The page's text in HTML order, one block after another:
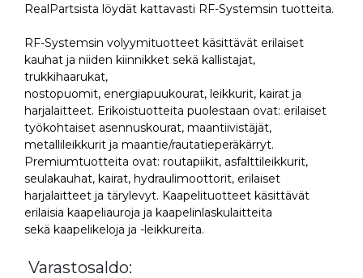
RealPartsista löydät kattavasti RF-Systemsin tuotteita.
RF-Systemsin volyymituotteet käsittävät erilaiset
kauhat ja niiden kiinnikket sekä kallistajat,
trukkihaarukat,
nostopuomit, energiapuukourat, leikkurit, kairat ja
harjalaitteet. Erikoistuotteita puolestaan ovat: erilaiset
työkohtaiset asennuskourat, maantiivistäjät,
metallileikkurit ja maantie/rautatieperäkärryt.
Premiumtuotteita ovat: routapiikit, asfalttileikkurit,
seulakauhat, kairat, hydraulimoottorit, erilaiset
harjalaitteet ja tärylevyt. Kaapelituotteet käsittävät
erilaisia kaapeliauroja ja kaapelinlaskulaitteita
sekä kaapelikeloja ja -leikkureita.
Varastosaldo: